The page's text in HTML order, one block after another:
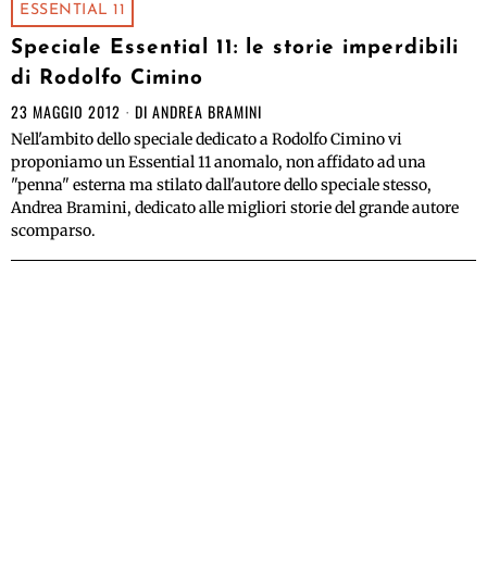
ESSENTIAL 11
Speciale Essential 11: le storie imperdibili
di Rodolfo Cimino
23 MAGGIO 2012 DI ANDREA BRAMINI
Nell'ambito dello speciale dedicato a Rodolfo Cimino vi
proponiamo un Essential 11 anomalo, non affidato ad una
"penna" esterna ma stilato dall'autore dello speciale stesso,
Andrea Bramini, dedicato alle migliori storie del grande autore
scomparso.